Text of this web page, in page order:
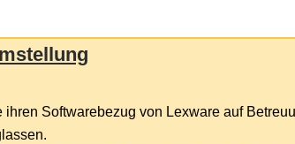
Softwarebezug von Lexware auf